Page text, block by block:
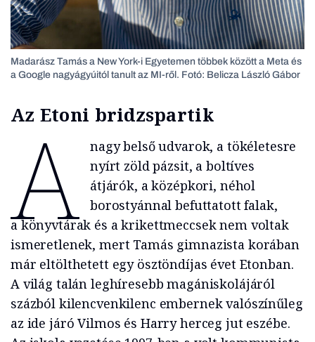
Madarász Tamás a New York-i Egyetemen többek között a Meta és
a Google nagyágyúitól tanult az MI-ről. Fotó: Belicza László Gábor
Az Etoni bridzspartik
A
nagy belső udvarok, a tökéletesre
nyírt zöld pázsit, a boltíves
átjárók, a középkori, néhol
borostyánnal befuttatott falak,
a könyvtárak és a krikettmeccsek nem voltak
ismeretlenek, mert Tamás gimnazista korában
már eltölthetett egy ösztöndíjas évet Etonban.
A világ talán leghíresebb magániskolájáról
százból kilencvenkilenc embernek valószínűleg
az ide járó Vilmos és Harry herceg jut eszébe.